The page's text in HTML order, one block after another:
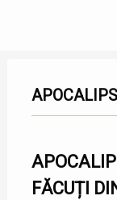
FĂCUȚI